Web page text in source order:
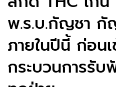
พ.ร.บ.กัญชา กั
ภายในปีนี้ ก่อน
กระบวนการรับ